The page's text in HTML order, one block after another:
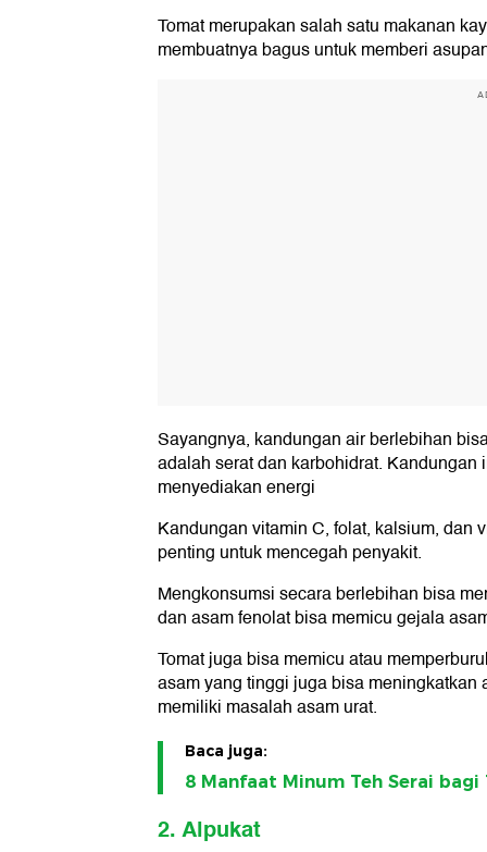
Tomat merupakan salah satu makanan
membuatnya bagus untuk memberi
Sayangnya, kandungan air berlebihan
adalah serat dan karbohidrat.
menyediakan energi
Kandungan vitamin C, folat, kalsium, dan
penting untuk mencegah penyakit.
Mengkonsumsi secara berlebihan bisa
dan asam fenolat bisa memicu gejala
Tomat juga bisa memicu atau
asam yang tinggi juga bisa meningkatkan
memiliki masalah asam urat.
Baca juga:
8 Manfaat Minum Teh Serai
2. Alpukat